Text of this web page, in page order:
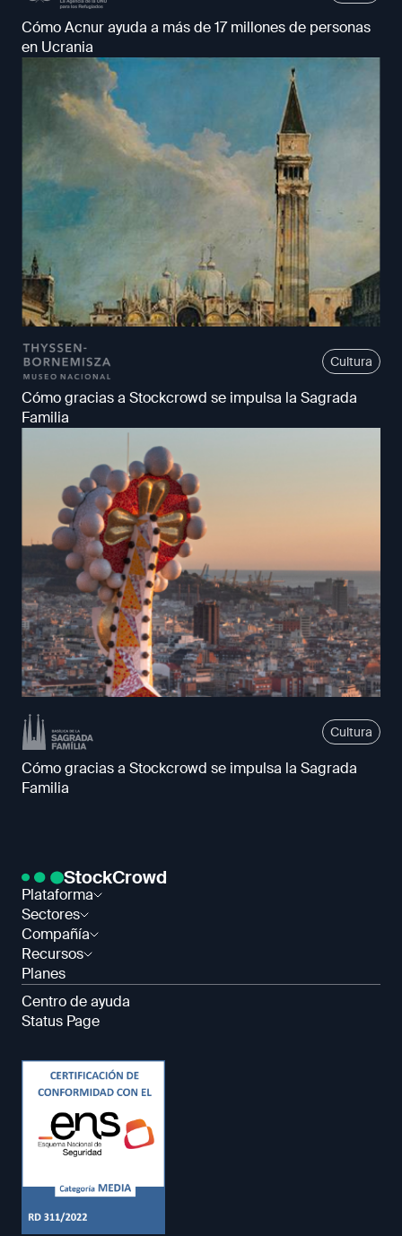
Cómo Acnur ayuda a más de 17 millones de personas
en Ucrania
Cultura
Cómo gracias a Stockcrowd se impulsa la Sagrada
Familia
Cultura
Cómo gracias a Stockcrowd se impulsa la Sagrada
Familia
StockCrowd
Plataforma
Sectores
Compañía
Recursos
Planes
Centro de ayuda
Status Page